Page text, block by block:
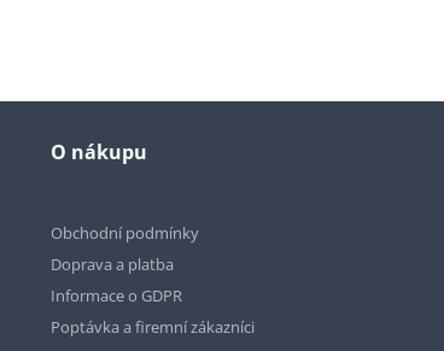
O nákupu
Obchodní podmínky
Doprava a platba
Informace o GDPR
Poptávka a firemní zákazníci